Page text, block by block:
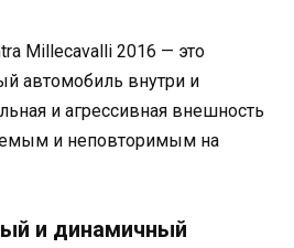
Millecavalli 2016 — это
автомобиль внутри и
и агрессивная внешность
и неповторимым на
и динамичный